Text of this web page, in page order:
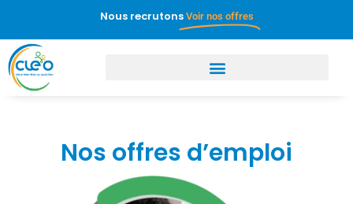
Nous recrutons Voir nos offres
Nos offres d’emploi